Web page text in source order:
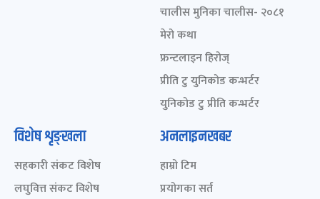
चालीस मुनिका चालीस- २०८१
मेरो कथा
फ्रन्टलाइन हिरोज्
प्रीति टु युनिकोड कन्भर्टर
युनिकोड टु प्रीति कन्भर्टर
विशेष शृङ्खला
सहकारी संकट विशेष
लघुवित्त संकट विशेष
अनलाइनखबर
हाम्रो टिम
प्रयोगका सर्त